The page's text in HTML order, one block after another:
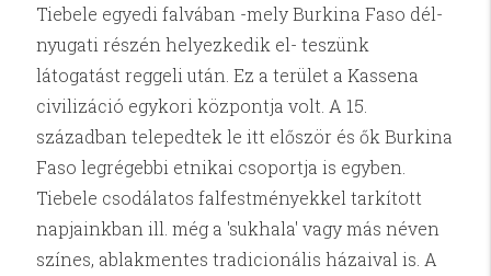
Tiebele egyedi falvában -mely Burkina Faso dél-
nyugati részén helyezkedik el- teszünk
látogatást reggeli után. Ez a terület a Kassena
civilizáció egykori központja volt. A 15.
században telepedtek le itt először és ők Burkina
Faso legrégebbi etnikai csoportja is egyben.
Tiebele csodálatos falfestményekkel tarkított
napjainkban ill. még a 'sukhala' vagy más néven
színes, ablakmentes tradicionális házaival is. A